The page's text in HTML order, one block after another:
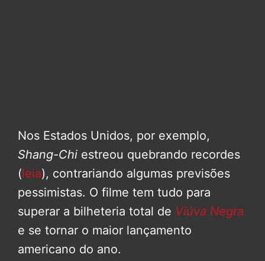
Nos Estados Unidos, por exemplo,
Shang-Chi estreou quebrando recordes
(leia), contrariando algumas previsões
pessimistas. O filme tem tudo para
superar a bilheteria total de Viúva Negra
e se tornar o maior lançamento
americano do ano.